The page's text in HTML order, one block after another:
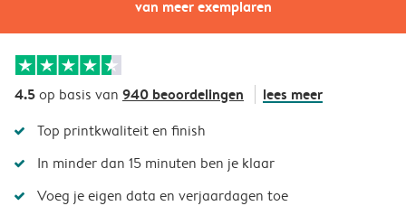
van meer exemplaren
4.5op basis van 940 beoordelingen lees meer
Top printkwaliteit en finish
In minder dan 15 minuten ben je klaar
Voeg je eigen data en verjaardagen toe